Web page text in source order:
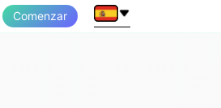
Comenzar